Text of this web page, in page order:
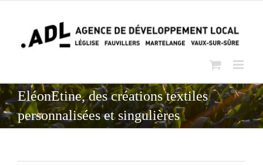
EléonEtine, des créations textiles
personnalisées et singulières